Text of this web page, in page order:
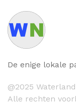
De enige lokale
@2025
Alle rechten